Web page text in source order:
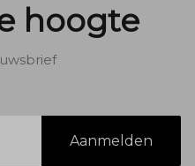
hoogte
Aanmelden